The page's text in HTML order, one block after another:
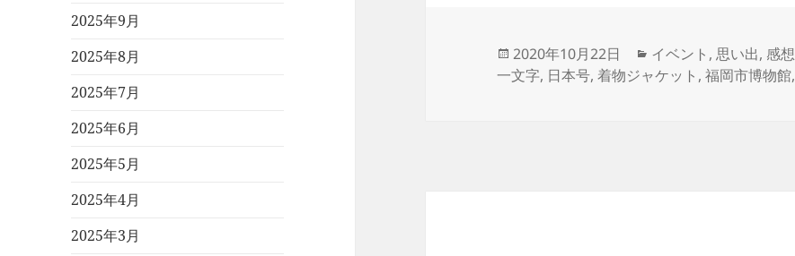
2025年9月
2025年8月
2025年7月
2025年6月
2025年5月
2025年4月
2025年3月
投
稿
2020年10月22日
カ
テ
イベント ,思い出, 感想
一文字, 日本号,着物ジャケット ,福岡市博物館,